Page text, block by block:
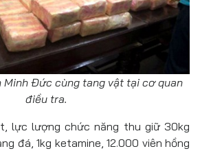
Đức cùng tang vật tại cơ quan
điều tra.
lực lượng chức năng thu giữ 30kg
đá, 1kg ketamine, 12.000 viên hồng